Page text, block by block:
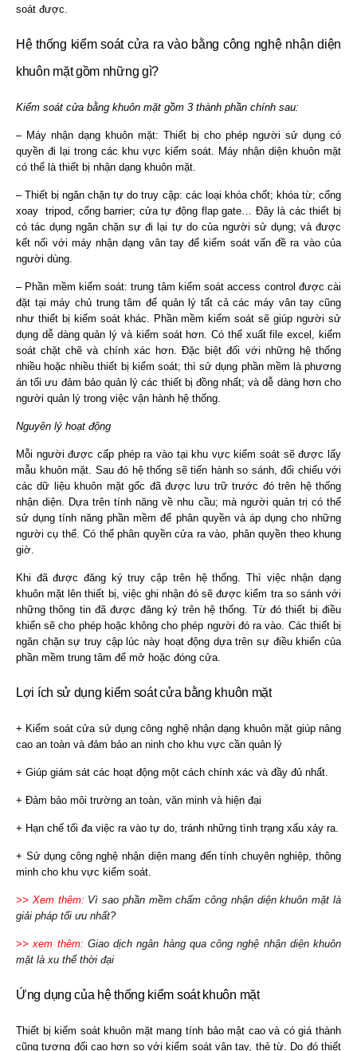
soát được.
Hệ thống kiểm soát cửa ra vào bằng công nghệ nhận diện
khuôn mặt gồm những gì?
Kiểm soát cửa bằng khuôn mặt gồm 3 thành phần chính sau:
– Máy nhận dạng khuôn mặt: Thiết bị cho phép người sử dụng có
quyền đi lại trong các khu vực kiểm soát. Máy nhận diện khuôn mặt
có thể là thiết bị nhận dạng khuôn mặt.
– Thiết bị ngăn chặn tự do truy cập: các loại khóa chốt; khóa từ; cổng
xoay tripod, cổng barrier; cửa tự động flap gate… Đây là các thiết bị
có tác dụng ngăn chặn sự đi lại tự do của người sử dụng; và được
kết nối với máy nhận dạng vân tay để kiểm soát vấn đề ra vào của
người dùng.
– Phần mềm kiểm soát: trung tâm kiểm soát access control được cài
đặt tại máy chủ trung tâm để quản lý tất cả các máy vân tay cũng
như thiết bị kiểm soát khác. Phần mềm kiểm soát sẽ giúp người sử
dụng dễ dàng quản lý và kiểm soát hơn. Có thể xuất file excel, kiểm
soát chặt chẽ và chính xác hơn. Đặc biệt đối với những hệ thống
nhiều hoặc nhiều thiết bị kiểm soát; thì sử dụng phần mềm là phương
án tối ưu đảm bảo quản lý các thiết bị đồng nhất; và dễ dàng hơn cho
người quản lý trong việc vận hành hệ thống.
Nguyên lý hoạt động
Mỗi người được cấp phép ra vào tại khu vực kiểm soát sẽ được lấy
mẫu khuôn mặt. Sau đó hệ thống sẽ tiến hành so sánh, đối chiếu với
các dữ liệu khuôn mặt gốc đã được lưu trữ trước đó trên hệ thống
nhận diện. Dựa trên tính năng về nhu cầu; mà người quản trị có thể
sử dụng tính năng phần mềm để phân quyền và áp dụng cho những
người cụ thể. Có thể phân quyền cửa ra vào, phân quyền theo khung
giờ.
Khi đã được đăng ký truy cập trên hệ thống. Thì việc nhận dạng
khuôn mặt lên thiết bị, việc ghi nhận đó sẽ được kiểm tra so sánh với
những thông tin đã được đăng ký trên hệ thống. Từ đó thiết bị điều
khiển sẽ cho phép hoặc không cho phép người đó ra vào. Các thiết bị
ngăn chặn sự truy cập lúc này hoạt động dựa trên sự điều khiển của
phần mềm trung tâm để mở hoặc đóng cửa.
Lợi ích sử dụng kiểm soát cửa bằng khuôn mặt
+ Kiểm soát cửa sử dụng công nghệ nhận dạng khuôn mặt giúp nâng
cao an toàn và đảm bảo an ninh cho khu vực cần quản lý
+ Giúp giám sát các hoạt động một cách chính xác và đầy đủ nhất.
+ Đảm bảo môi trường an toàn, văn minh và hiện đại
+ Hạn chế tối đa việc ra vào tự do, tránh những tình trạng xấu xảy ra.
+ Sử dụng công nghệ nhận diện mang đến tính chuyên nghiệp, thông
minh cho khu vực kiểm soát.
>> Xem thêm: Vì sao phần mềm chấm công nhận diện khuôn mặt là
giải pháp tối ưu nhất?
>> xem thêm: Giao dịch ngân hàng qua công nghệ nhận diện khuôn
mặt là xu thế thời đại
Ứng dụng của hệ thống kiểm soát khuôn mặt
Thiết bị kiểm soát khuôn mặt mang tính bảo mật cao và có giá thành
cũng tương đối cao hơn so với kiểm soát vân tay, thẻ từ. Do đó thiết